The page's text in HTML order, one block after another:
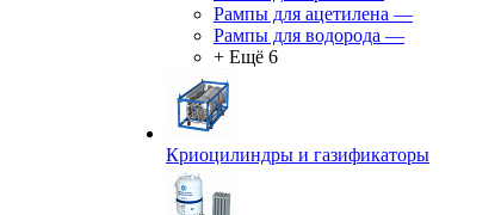
Рампы для ацетилена —
Рампы для водорода —
+ Ещё 6
Криоцилиндры и газификаторы